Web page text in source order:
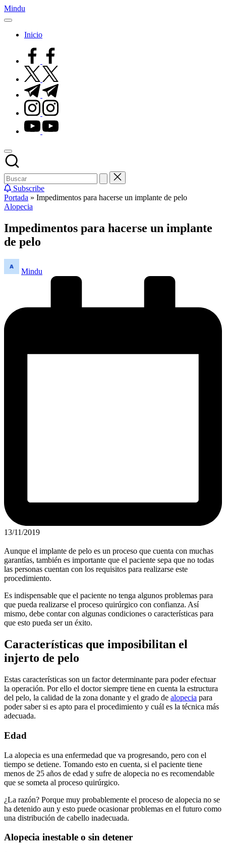
Saltar
al
Mindu
Mindu
Inicio
facebook.com
twitter.com
t.me
instagram.com
youtube.com
Subscribe
Portada » Impedimentos para hacerse un implante de pelo
Publicado
Alopecia
Impedimentos para hacerse un implante
de pelo
Publicado
Mindu
13/11/2019
Aunque el implante de pelo es un proceso que cuenta con muchas
garantías, también es importante que el paciente sepa que no todas
las personas cuentan con los requisitos para realizarse este
procedimiento.
Es indispensable que el paciente no tenga algunos problemas para
que pueda realizarse el proceso quirúrgico con confianza. Así
mismo, debe contar con algunas condiciones o características para
que esto pueda ser un éxito.
Características que imposibilitan el
injerto de pelo
Estas características son un factor determinante para poder efectuar
la operación. Por ello el doctor siempre tiene en cuenta la estructura
del pelo, la calidad de la zona donante y el grado de alopecia para
poder saber si es apto para el procedimiento y cuál es la técnica más
adecuada.
Edad
La alopecia es una enfermedad que va progresando, pero con el
tiempo se detiene. Tomando esto en cuenta, si el paciente tiene
menos de 25 años de edad y sufre de alopecia no es recomendable
que se someta al proceso quirúrgico.
¿La razón? Porque muy probablemente el proceso de alopecia no se
ha detenido aun y esto puede ocasionar problemas en el futuro como
una distribución de cabello inadecuada.
Alopecia inestable o sin detener